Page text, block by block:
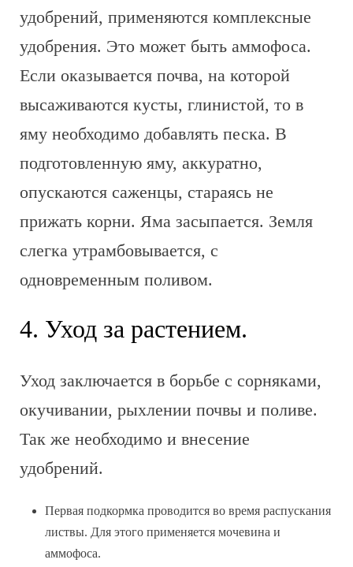
удобрений, применяются комплексные
удобрения. Это может быть аммофоса.
Если оказывается почва, на которой
высаживаются кусты, глинистой, то в
яму необходимо добавлять песка. В
подготовленную яму, аккуратно,
опускаются саженцы, стараясь не
прижать корни. Яма засыпается. Земля
слегка утрамбовывается, с
одновременным поливом.
4. Уход за растением.
Уход заключается в борьбе с сорняками,
окучивании, рыхлении почвы и поливе.
Так же необходимо и внесение
удобрений.
Первая подкормка проводится во время распускания
листвы. Для этого применяется мочевина и
аммофоса.